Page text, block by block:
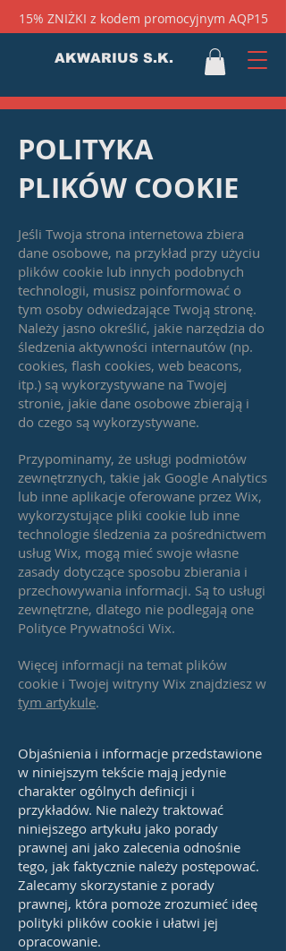
15% ZNIŻKI z kodem promocyjnym AQP15
AKWARIUS S.K.
POLITYKA
PLIKÓW COOKIE
Jeśli Twoja strona internetowa zbiera
dane osobowe, na przykład przy użyciu
plików cookie lub innych podobnych
technologii, musisz poinformować o
tym osoby odwiedzające Twoją stronę.
Należy jasno określić, jakie narzędzia do
śledzenia aktywności internautów (np.
cookies, flash cookies, web beacons,
itp.) są wykorzystywane na Twojej
stronie, jakie dane osobowe zbierają i
do czego są wykorzystywane.
Przypominamy, że usługi podmiotów
zewnętrznych, takie jak Google Analytics
lub inne aplikacje oferowane przez Wix,
wykorzystujące pliki cookie lub inne
technologie śledzenia za pośrednictwem
usług Wix, mogą mieć swoje własne
zasady dotyczące sposobu zbierania i
przechowywania informacji. Są to usługi
zewnętrzne, dlatego nie podlegają one
Polityce Prywatności Wix.
Więcej informacji na temat plików
cookie i Twojej witryny Wix znajdziesz w
tym artykule.
Objaśnienia i informacje przedstawione
w niniejszym tekście mają jedynie
charakter ogólnych definicji i
przykładów. Nie należy traktować
niniejszego artykułu jako porady
prawnej ani jako zalecenia odnośnie
tego, jak faktycznie należy postępować.
Zalecamy skorzystanie z porady
prawnej, która pomoże zrozumieć ideę
polityki plików cookie i ułatwi jej
opracowanie.